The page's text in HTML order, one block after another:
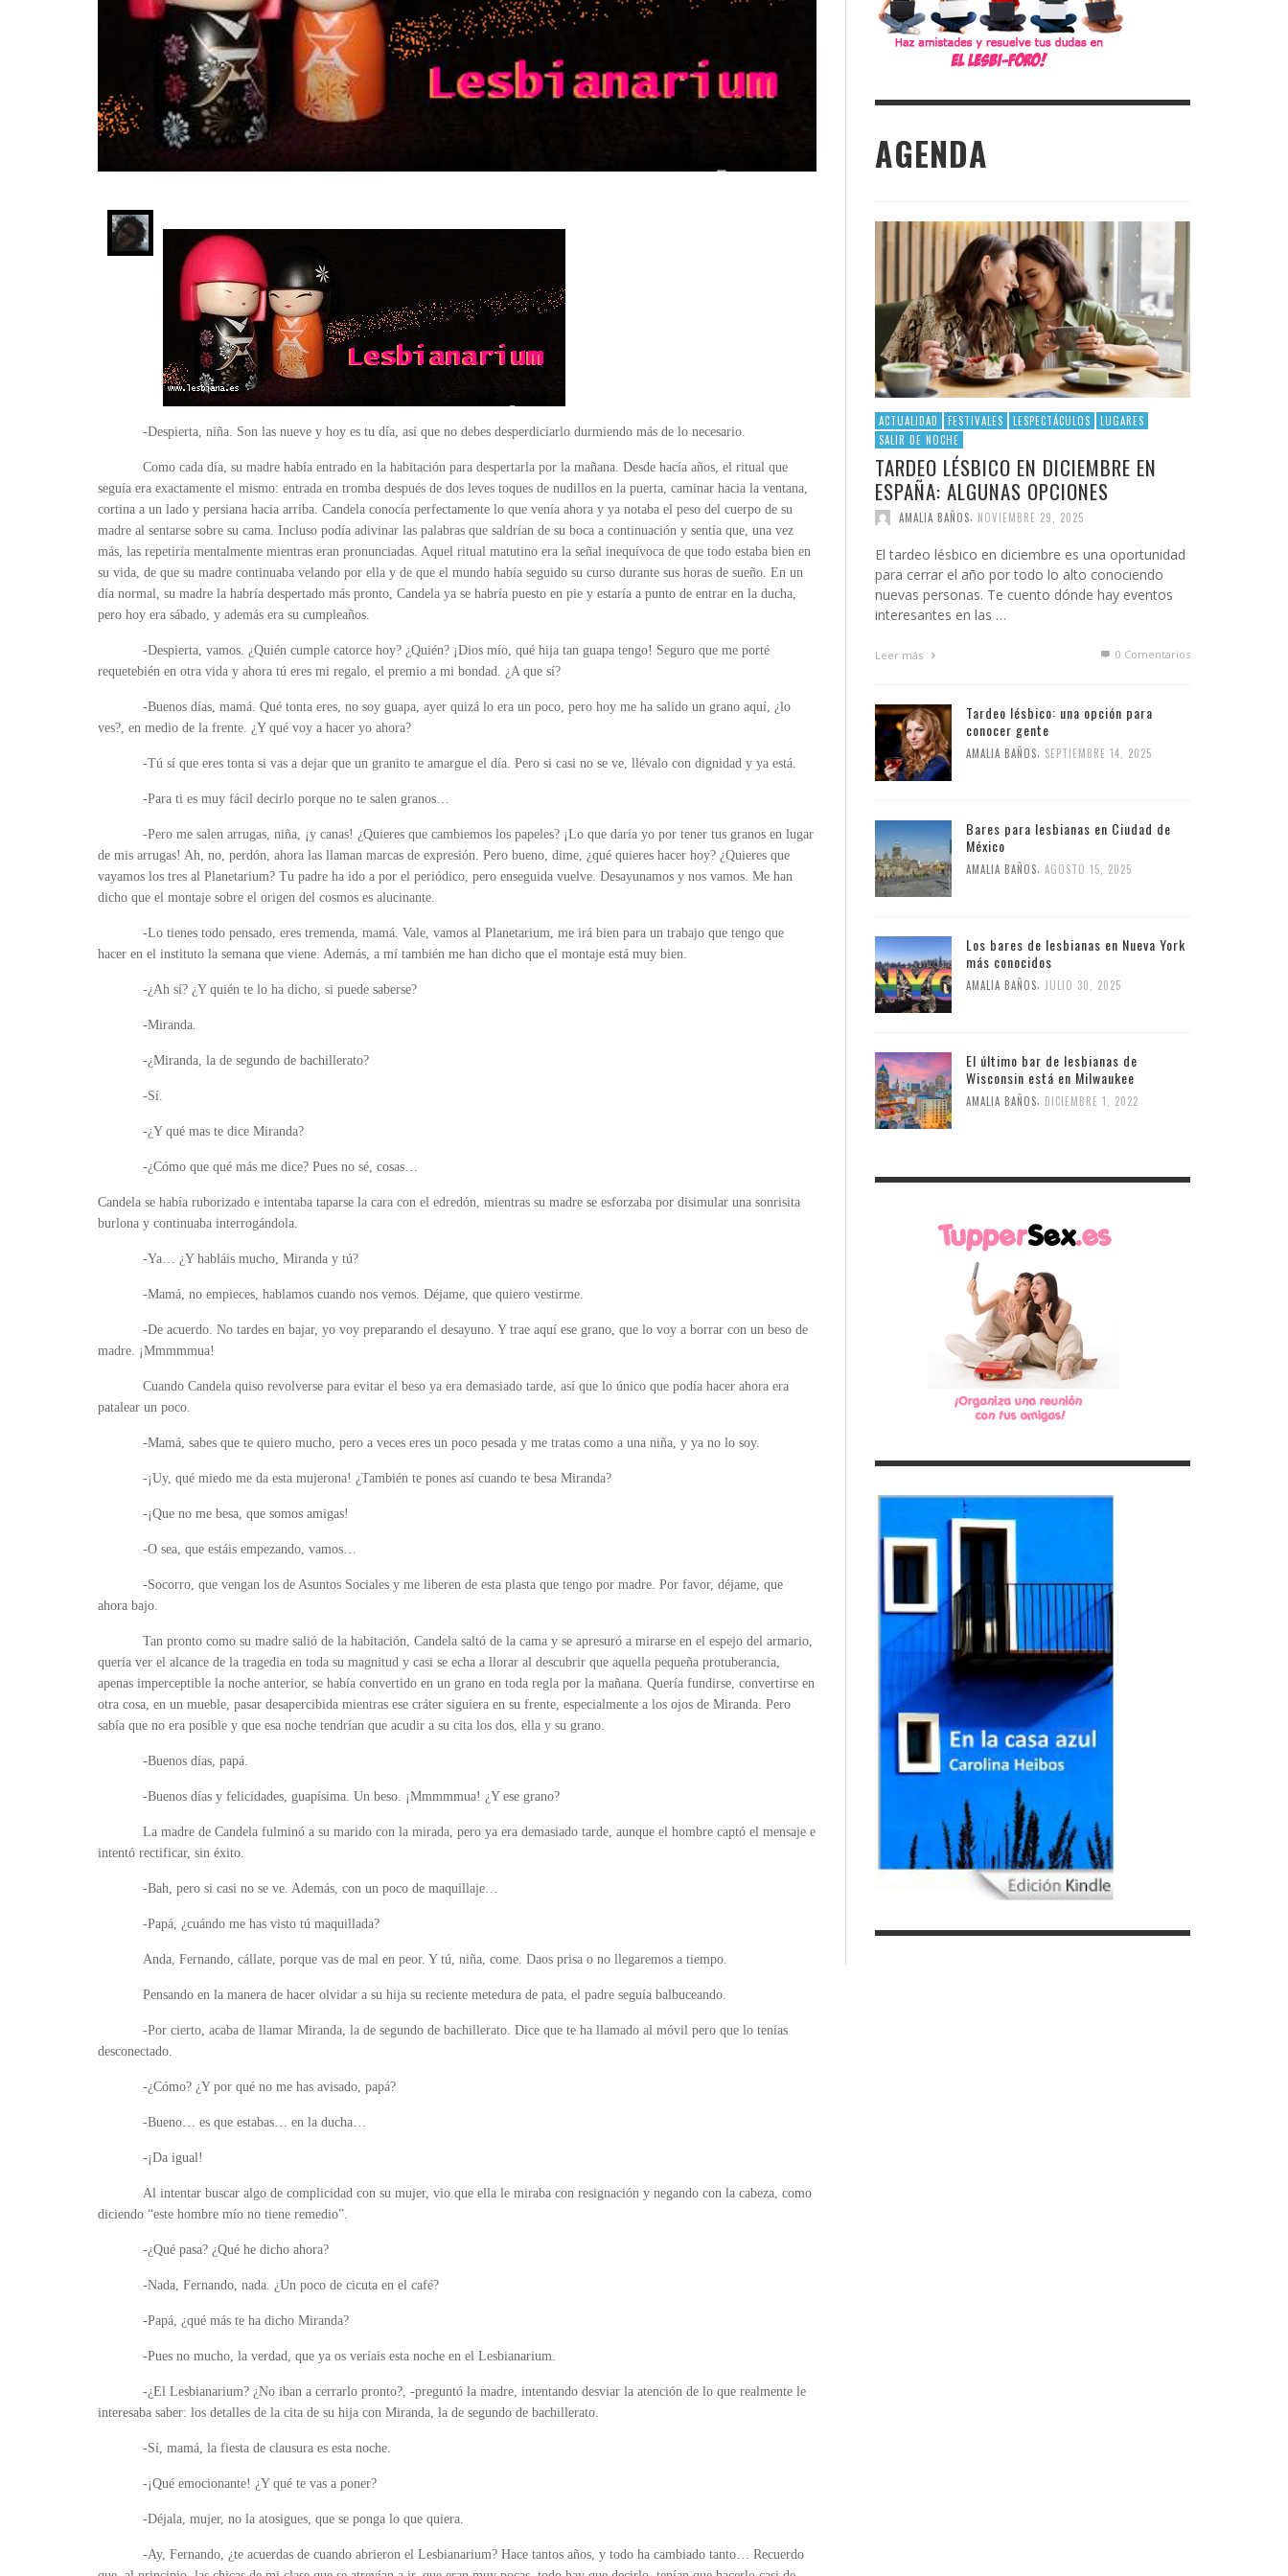
-Despierta, niña. Son las nueve y hoy es tu día, así que no debes desperdiciarlo durmiendo más de lo necesario.
Como cada día, su madre había entrado en la habitación para despertarla por la mañana. Desde hacía años, el ritual que
seguía era exactamente el mismo: entrada en tromba después de dos leves toques de nudillos en la puerta, caminar hacia la ventana,
cortina a un lado y persiana hacia arriba. Candela conocía perfectamente lo que venía ahora y ya notaba el peso del cuerpo de su
madre al sentarse sobre su cama. Incluso podía adivinar las palabras que saldrían de su boca a continuación y sentía que, una vez
más, las repetiría mentalmente mientras eran pronunciadas. Aquel ritual matutino era la señal inequívoca de que todo estaba bien en
su vida, de que su madre continuaba velando por ella y de que el mundo había seguido su curso durante sus horas de sueño. En un
día normal, su madre la habría despertado más pronto, Candela ya se habría puesto en pie y estaría a punto de entrar en la ducha,
pero hoy era sábado, y además era su cumpleaños.
-Despierta, vamos. ¿Quién cumple catorce hoy? ¿Quién? ¡Dios mío, qué hija tan guapa tengo! Seguro que me porté
requetebién en otra vida y ahora tú eres mi regalo, el premio a mi bondad. ¿A que sí?
-Buenos días, mamá. Qué tonta eres, no soy guapa, ayer quizá lo era un poco, pero hoy me ha salido un grano aquí, ¿lo
ves?, en medio de la frente. ¿Y qué voy a hacer yo ahora?
-Tú sí que eres tonta si vas a dejar que un granito te amargue el día. Pero si casi no se ve, llévalo con dignidad y ya está.
-Para ti es muy fácil decirlo porque no te salen granos…
-Pero me salen arrugas, niña, ¡y canas! ¿Quieres que cambiemos los papeles? ¡Lo que daría yo por tener tus granos en lugar
de mis arrugas! Ah, no, perdón, ahora las llaman marcas de expresión. Pero bueno, dime, ¿qué quieres hacer hoy? ¿Quieres que
vayamos los tres al Planetarium? Tu padre ha ido a por el periódico, pero enseguida vuelve. Desayunamos y nos vamos. Me han
dicho que el montaje sobre el origen del cosmos es alucinante.
-Lo tienes todo pensado, eres tremenda, mamá. Vale, vamos al Planetarium, me irá bien para un trabajo que tengo que
hacer en el instituto la semana que viene. Además, a mí también me han dicho que el montaje está muy bien.
-¿Ah sí? ¿Y quién te lo ha dicho, si puede saberse?
-Miranda.
-¿Miranda, la de segundo de bachillerato?
-Sí.
-¿Y qué mas te dice Miranda?
-¿Cómo que qué más me dice? Pues no sé, cosas…
Candela se había ruborizado e intentaba taparse la cara con el edredón, mientras su madre se esforzaba por disimular una sonrisita
burlona y continuaba interrogándola.
-Ya… ¿Y habláis mucho, Miranda y tú?
-Mamá, no empieces, hablamos cuando nos vemos. Déjame, que quiero vestirme.
-De acuerdo. No tardes en bajar, yo voy preparando el desayuno. Y trae aquí ese grano, que lo voy a borrar con un beso de
madre. ¡Mmmmmua!
Cuando Candela quiso revolverse para evitar el beso ya era demasiado tarde, así que lo único que podía hacer ahora era
patalear un poco.
-Mamá, sabes que te quiero mucho, pero a veces eres un poco pesada y me tratas como a una niña, y ya no lo soy.
-¡Uy, qué miedo me da esta mujerona! ¿También te pones así cuando te besa Miranda?
-¡Que no me besa, que somos amigas!
-O sea, que estáis empezando, vamos…
-Socorro, que vengan los de Asuntos Sociales y me liberen de esta plasta que tengo por madre. Por favor, déjame, que
ahora bajo.
Tan pronto como su madre salió de la habitación, Candela saltó de la cama y se apresuró a mirarse en el espejo del armario,
quería ver el alcance de la tragedia en toda su magnitud y casi se echa a llorar al descubrir que aquella pequeña protuberancia,
apenas imperceptible la noche anterior, se había convertido en un grano en toda regla por la mañana. Quería fundirse, convertirse en
otra cosa, en un mueble, pasar desapercibida mientras ese cráter siguiera en su frente, especialmente a los ojos de Miranda. Pero
sabía que no era posible y que esa noche tendrían que acudir a su cita los dos, ella y su grano.
-Buenos días, papá.
-Buenos días y felicidades, guapísima. Un beso. ¡Mmmmmua! ¿Y ese grano?
La madre de Candela fulminó a su marido con la mirada, pero ya era demasiado tarde, aunque el hombre captó el mensaje e
intentó rectificar, sin éxito.
-Bah, pero si casi no se ve. Además, con un poco de maquillaje…
-Papá, ¿cuándo me has visto tú maquillada?
Anda, Fernando, cállate, porque vas de mal en peor. Y tú, niña, come. Daos prisa o no llegaremos a tiempo.
Pensando en la manera de hacer olvidar a su hija su reciente metedura de pata, el padre seguía balbuceando.
-Por cierto, acaba de llamar Miranda, la de segundo de bachillerato. Dice que te ha llamado al móvil pero que lo tenías
desconectado.
-¿Cómo? ¿Y por qué no me has avisado, papá?
-Bueno… es que estabas… en la ducha…
-¡Da igual!
Al intentar buscar algo de complicidad con su mujer, vio que ella le miraba con resignación y negando con la cabeza, como
diciendo “este hombre mío no tiene remedio”.
-¿Qué pasa? ¿Qué he dicho ahora?
-Nada, Fernando, nada. ¿Un poco de cicuta en el café?
-Papá, ¿qué más te ha dicho Miranda?
-Pues no mucho, la verdad, que ya os veríais esta noche en el Lesbianarium.
-¿El Lesbianarium? ¿No iban a cerrarlo pronto?, -preguntó la madre, intentando desviar la atención de lo que realmente le
interesaba saber: los detalles de la cita de su hija con Miranda, la de segundo de bachillerato.
-Sí, mamá, la fiesta de clausura es esta noche.
-¡Qué emocionante! ¿Y qué te vas a poner?
-Déjala, mujer, no la atosigues, que se ponga lo que quiera.
-Ay, Fernando, ¿te acuerdas de cuando abrieron el Lesbianarium? Hace tantos años, y todo ha cambiado tanto… Recuerdo
AGENDA
ACTUALIDAD FESTIVALES LESPECTÁCULOS
LUGARES
SALIR DE NOCHE
TARDEO LÉSBICO EN DICIEMBRE EN
ESPAÑA: ALGUNAS OPCIONES
AMALIA BAÑOS, NOVIEMBRE 29, 2025
El tardeo lésbico en diciembre es una oportunidad
para cerrar el año por todo lo alto conociendo
nuevas personas. Te cuento dónde hay eventos
interesantes en las …
Leer más 0 Comentarios
Tardeo lésbico: una opción para
conocer gente
AMALIA BAÑOS SEPTIEMBRE 14, 2025
Bares para lesbianas en Ciudad de
México
AMALIA BAÑOS AGOSTO 15, 2025
Los bares de lesbianas en Nueva York
más conocidos
AMALIA BAÑOS JULIO 30, 2025
El último bar de lesbianas de
Wisconsin está en Milwaukee
AMALIA BAÑOS DICIEMBRE 1, 2022